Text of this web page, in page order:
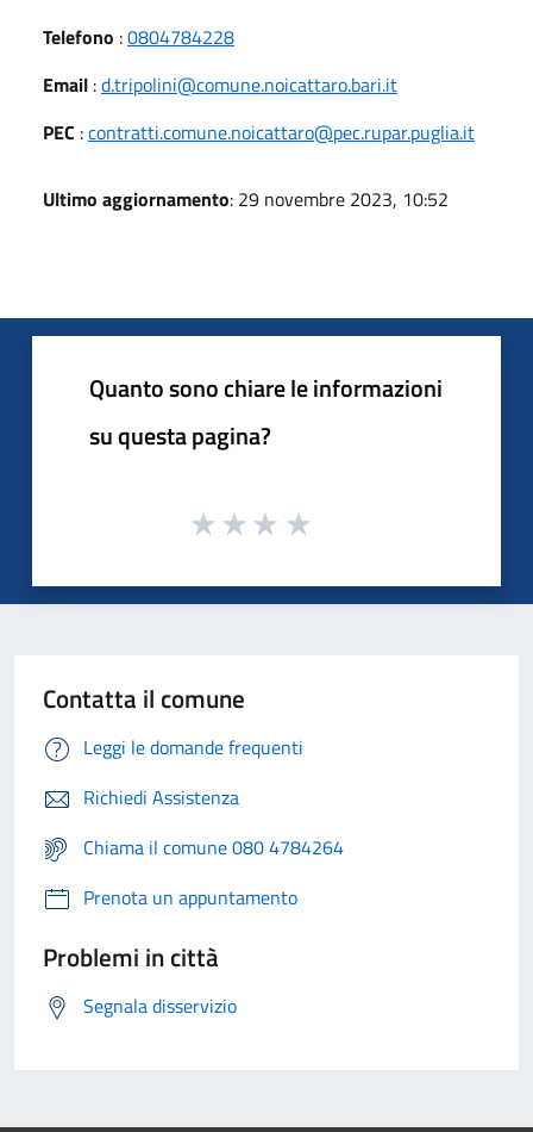
Telefono :0804784228
Email :d.tripolini@comune.noicattaro.bari.it
PEC :contratti.comune.noicattaro@pec.rupar.puglia.it
Ultimo aggiornamento: 29 novembre 2023, 10:52
Quanto sono chiare le informazioni
su questa pagina?
Contatta il comune
Leggi le domande frequenti
Richiedi Assistenza
Chiama il comune 080 4784264
Prenota un appuntamento
Problemi in città
Segnala disservizio